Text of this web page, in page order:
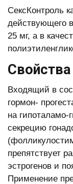
СексКонтроль
действующего
25 мг, а в
Свойства
Входящий в
гормон-
на гипоталамо-
секрецию
препятствует
эстрогенов и
Применение